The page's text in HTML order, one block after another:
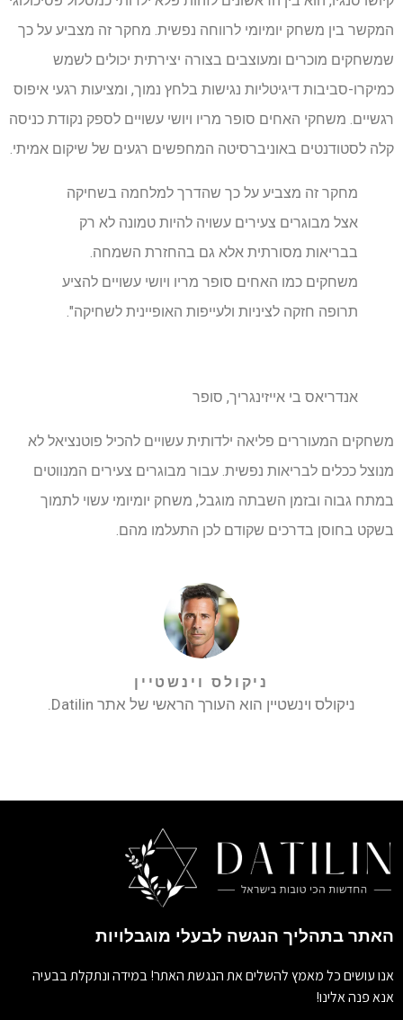
המקשר בין משחק יומיומי לרווחה נפשית. מחקר זה מצביע על כך
שמשחקים מוכרים ומעוצבים בצורה יצירתית יכולים לשמש
כמיקרו-סביבות דיגיטליות נגישות בלחץ נמוך, ומציעות רגעי איפוס
רגשיים. משחקי האחים סופר מריו ויושי עשויים לספק נקודת כניסה
קלה לסטודנטים באוניברסיטה המחפשים רגעים של שיקום אמיתי.
מחקר זה מצביע על כך שהדרך למלחמה בשחיקה
אצל מבוגרים צעירים עשויה להיות טמונה לא רק
בבריאות מסורתית אלא גם בהחזרת השמחה.
משחקים כמו האחים סופר מריו ויושי עשויים להציע
תרופה חזקה לציניות ולעייפות האופיינית לשחיקה".
אנדריאס בי אייזינגריך, סופר
משחקים המעוררים פליאה ילדותית עשויים להכיל פוטנציאל לא
מנוצל ככלים לבריאות נפשית. עבור מבוגרים צעירים המנווטים
במתח גבוה ובזמן השבתה מוגבל, משחק יומיומי עשוי לתמוך
בשקט בחוסן בדרכים שקודם לכן התעלמו מהם.
ניקולס וינשטיין
ניקולס וינשטיין הוא העורך הראשי של אתר Datilin.
האתר בתהליך הנגשה לבעלי מוגבלויות
אנו עושים כל מאמץ להשלים את הנגשת האתר! במידה ונתקלת בבעיה
אנא פנה אלינו!